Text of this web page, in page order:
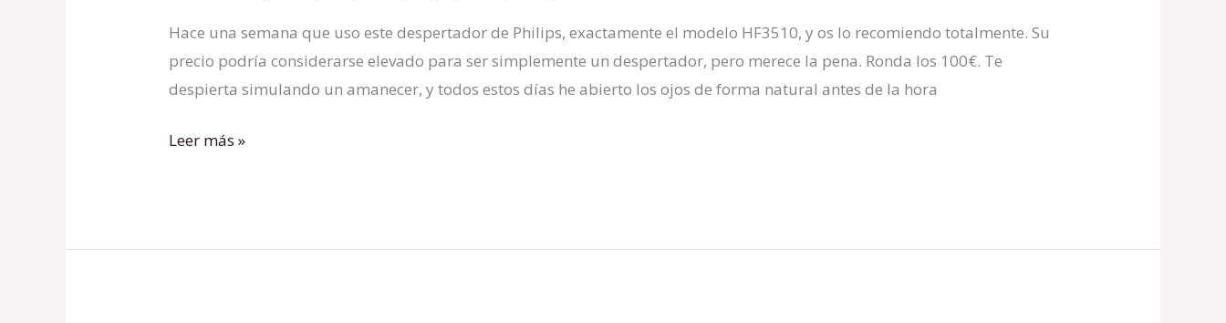
Hace una semana que uso este despertador de Philips, exactamente el modelo HF3510, y os lo recomiendo totalmente. Su
precio podría considerarse elevado para ser simplemente un despertador, pero merece la pena. Ronda los 100€. Te
despierta simulando un amanecer, y todos estos días he abierto los ojos de forma natural antes de la hora
up
Light
HF3510
Leer más »